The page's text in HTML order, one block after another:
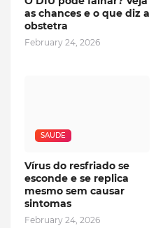
as chances e o que diz a
obstetra
February 24, 2026
SAUDE
Vírus do resfriado se
esconde e se replica
mesmo sem causar
sintomas
February 24, 2026